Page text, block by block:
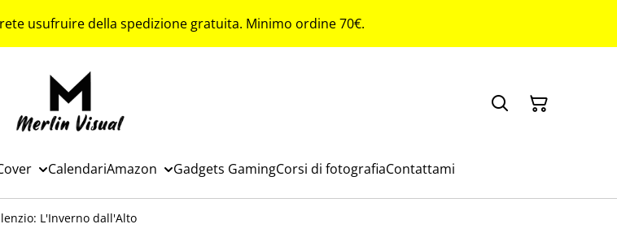
usufruire della spedizione gratuita. Minimo ordine 70€.
CalendariAmazon Gadgets GamingCorsi di fotografiaContattami
L'Inverno dall'Alto